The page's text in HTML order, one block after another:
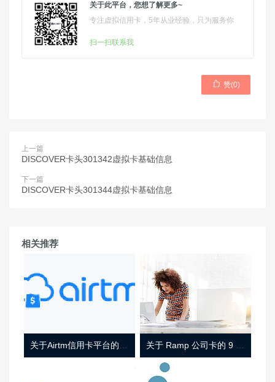
关于此平台，您想了解更多~
专注虚拟信用卡，5年从业经验，只为服务你
扫一扫联系我
 赞(0)
上一篇
DISCOVER卡头301342虚拟卡基础信息
下一篇
DISCOVER卡头301344虚拟卡基础信息
相关推荐